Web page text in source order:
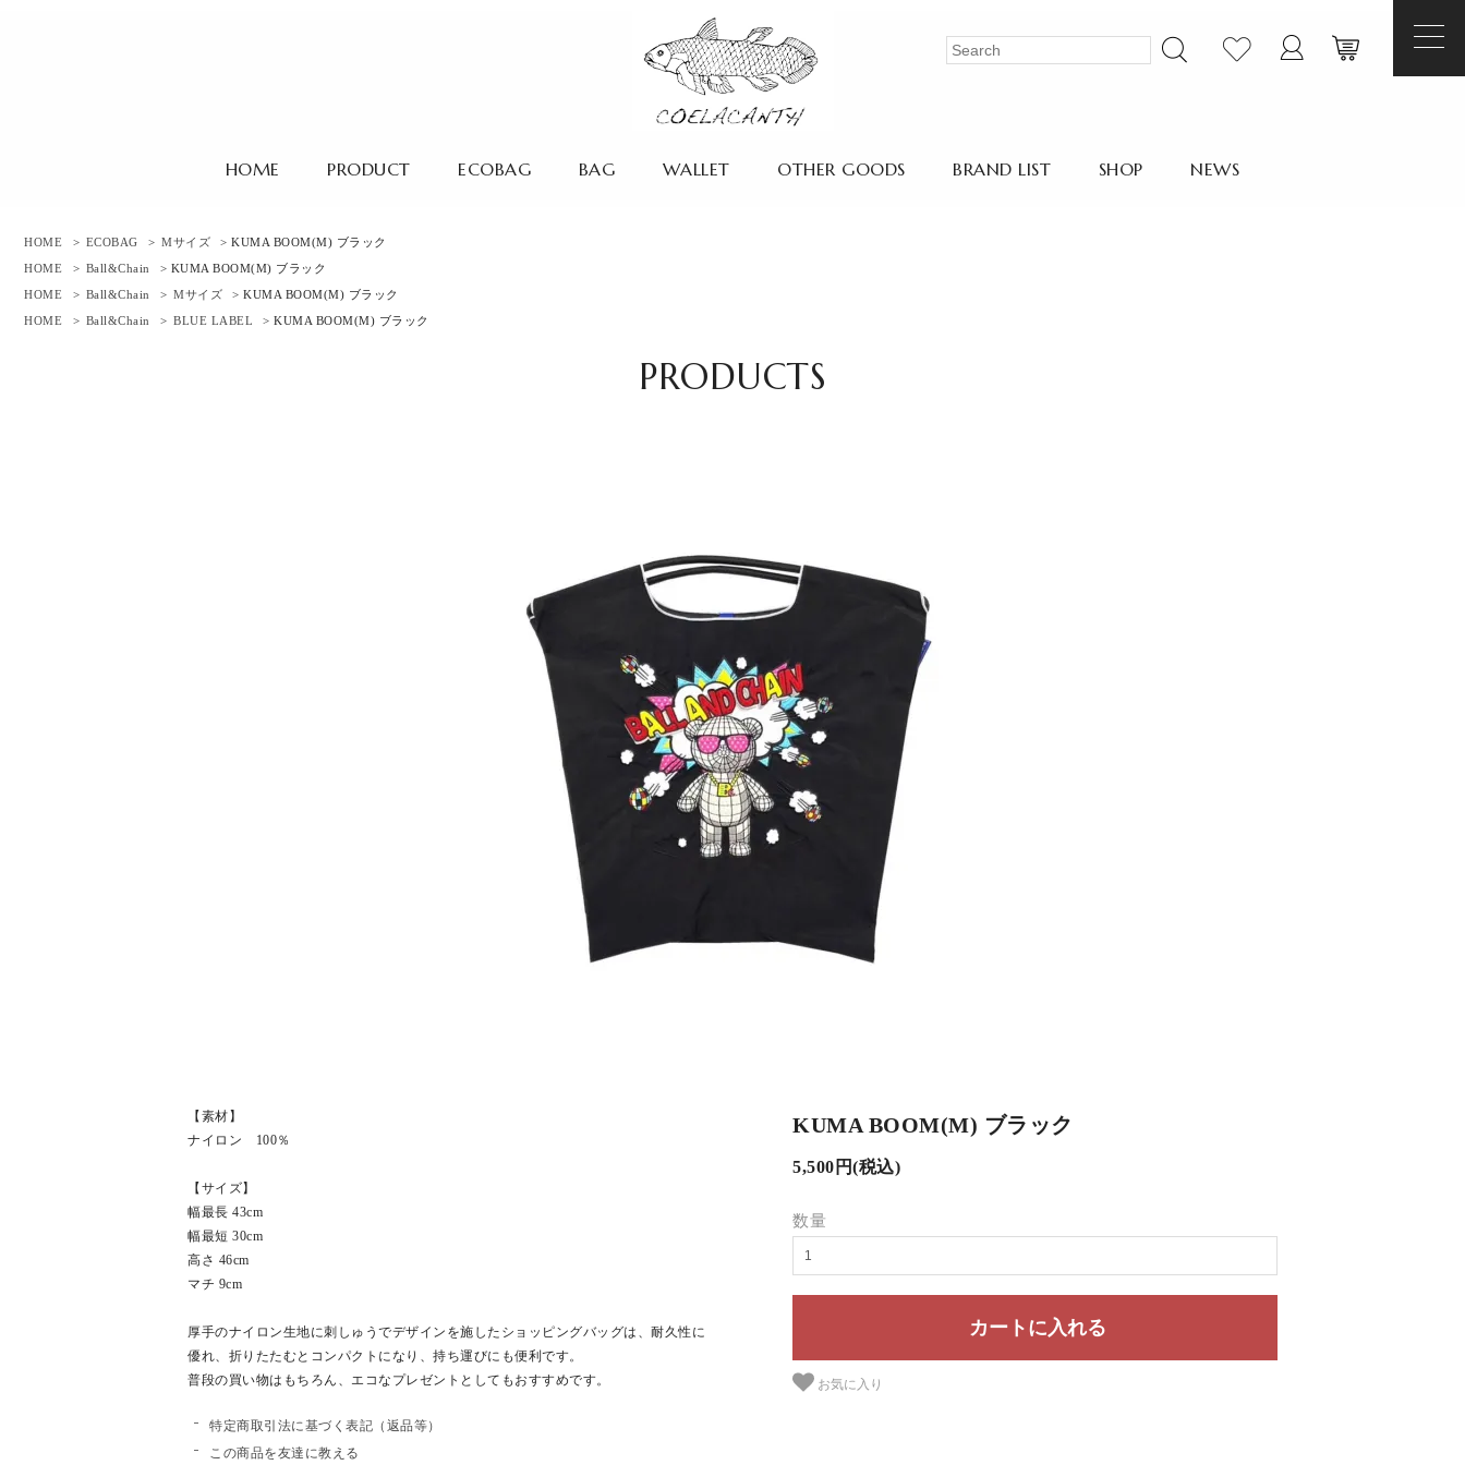
HOME PRODUCT ECOBAG BAG WALLET OTHER GOODS BRAND LIST SHOP NEWS
HOME > ECOBAG > Mサイズ
> KUMA BOOM(M) ブラック
HOME
> Ball&Chain
> KUMA BOOM(M) ブラック
HOME
> Ball&Chain > Mサイズ
> KUMA BOOM(M) ブラック
HOME
> Ball&Chain > BLUE LABEL > KUMA BOOM(M) ブラック
PRODUCTS
KUMA BOOM(M) ブラック
5,500円(税込)
数量
お気に入り
【素材】
ナイロン 100％
【サイズ】
幅最長 43cm
幅最短 30cm
高さ 46cm
マチ 9cm
厚手のナイロン生地に刺しゅうでデザインを施したショッピングバッグは、耐久性に
優れ、折りたたむとコンパクトになり、持ち運びにも便利です。
普段の買い物はもちろん、エコなプレゼントとしてもおすすめです。
特定商取引法に基づく表記（返品等）
この商品を友達に教える